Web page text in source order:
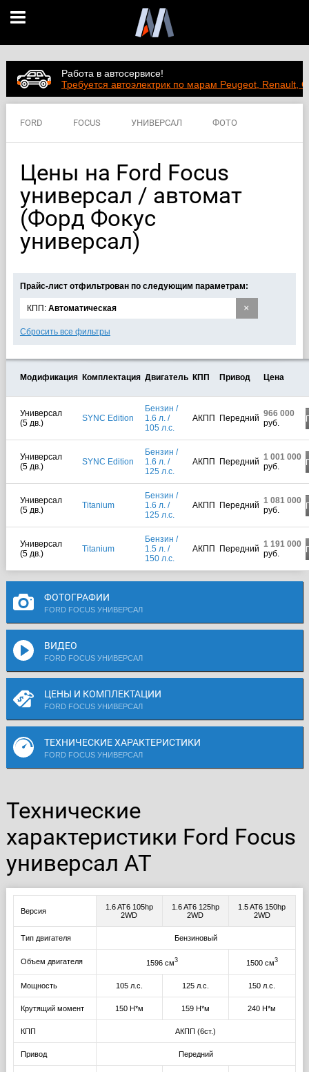
Работа в автосервисе!
Требуется автоэлектрик по марам Peugeot, Renault,
FORD FOCUS УНИВЕРСАЛ ФОТО
ХАРАКТЕРИСТИКИ
Цены на Ford Focus
универсал / автомат
(Форд Фокус
универсал)
Прайс-лист отфильтрован по следующим параметрам:
×
КПП: Автоматическая
Сбросить все фильтры
Модификация Комплектация Двигатель КПП Привод Цена
Универсал
(5 дв.)
SYNC Edition
Бензин /
1.6 л. /
105 л.с.
АКПП Передний 966 000
руб.
Универсал
(5 дв.)
SYNC Edition
Бензин /
1.6 л. /
125 л.с.
АКПП Передний 1 001 000
руб.
Универсал
(5 дв.)
Titanium
Бензин /
1.6 л. /
125 л.с.
АКПП Передний 1 081 000
руб.
Универсал
(5 дв.)
Titanium
Бензин /
1.5 л. /
150 л.с.
АКПП Передний 1 191 000
руб.
ФОТОГРАФИИ
FORD FOCUS УНИВЕРСАЛ
ВИДЕО
FORD FOCUS УНИВЕРСАЛ
ЦЕНЫ И КОМПЛЕКТАЦИИ
FORD FOCUS УНИВЕРСАЛ
ТЕХНИЧЕСКИЕ ХАРАКТЕРИСТИКИ
FORD FOCUS УНИВЕРСАЛ
Технические
характеристики Ford Focus
универсал AT
Версия
1.6 AT6 105hp
2WD
1.6 AT6 125hp
2WD
1.5 AT6 150hp
2WD
Тип двигателя Бензиновый
Объем двигателя 1596 см3 1500 см3
Мощность 105 л.с. 125 л.с. 150 л.с.
Крутящий момент 150 Н*м 159 Н*м 240 Н*м
КПП АКПП (6ст.)
Привод Передний